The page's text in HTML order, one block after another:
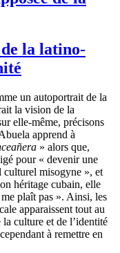
la latino-
un autoportrait de la
la vision de la
elle-même, précisons
apprend à
» alors que,
pour « devenir une
culturel misogyne », et
héritage cubain, elle
plaît pas ». Ainsi, les
apparaissent tout au
culture et de l’identité
à remettre en